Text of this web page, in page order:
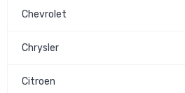
Chevrolet
Chrysler
Citroen